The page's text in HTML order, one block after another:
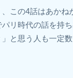
この4話はあかね
リ時代の話を持
」と思う人も一定